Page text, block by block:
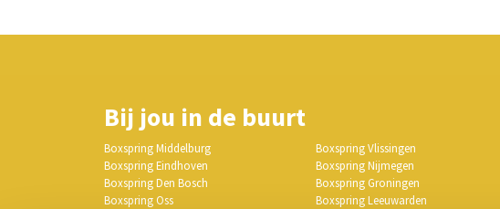
Bij jou in de buurt
Boxspring Middelburg
Boxspring Eindhoven
Boxspring Den Bosch
Boxspring Oss
Boxspring Vlissingen
Boxspring Nijmegen
Boxspring Groningen
Boxspring Leeuwarden